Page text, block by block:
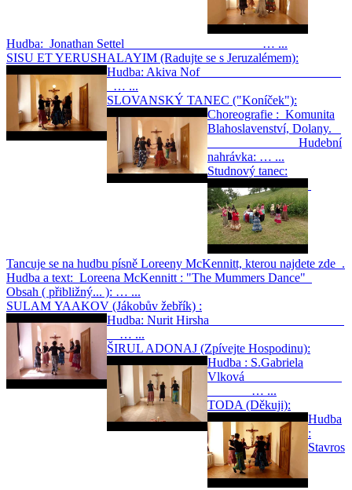
Hudba: Jonathan Settel … ...
SISU ET YERUSHALAYIM (Radujte se s Jeruzalémem):
Hudba: Akiva Nof
… ...
SLOVANSKÝ TANEC ("Koníček"):
Choreografie : Komunita
Blahoslavenství, Dolany.
Hudební
nahrávka: … ...
Studnový tanec:
Tancuje se na hudbu písně Loreeny McKennitt, kterou najdete zde .
Hudba a text: Loreena McKennitt : "The Mummers Dance"
Obsah ( přibližný... ): … ...
SULAM YAAKOV (Jákobův žebřík) :
Hudba: Nurit Hirsha
… ...
ŠIRUL ADONAJ (Zpívejte Hospodinu):
Hudba : S.Gabriela
Vlková
… ...
TODA (Děkuji):
Hudba
:
Stavros